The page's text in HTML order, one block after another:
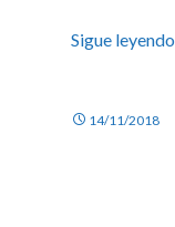
Sigue leyendo
14/11/2018